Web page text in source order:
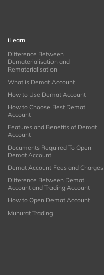
iLearn
Difference Between
Dematerialisation and
Rematerialisation
What is Demat Account
How to Use Demat Account
How to Choose Best Demat
Account
Features and Benefits of Demat
Account
Documents Required To Open
Demat Account
Demat Account Fees and Charges
Difference Between Demat
Account and Trading Account
How to Open Demat Account
Muhurat Trading